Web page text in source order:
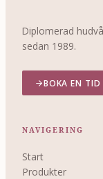
Diplomerad
sedan 1989.
BOKA EN TID
NAVIGERING
Start
Produkter